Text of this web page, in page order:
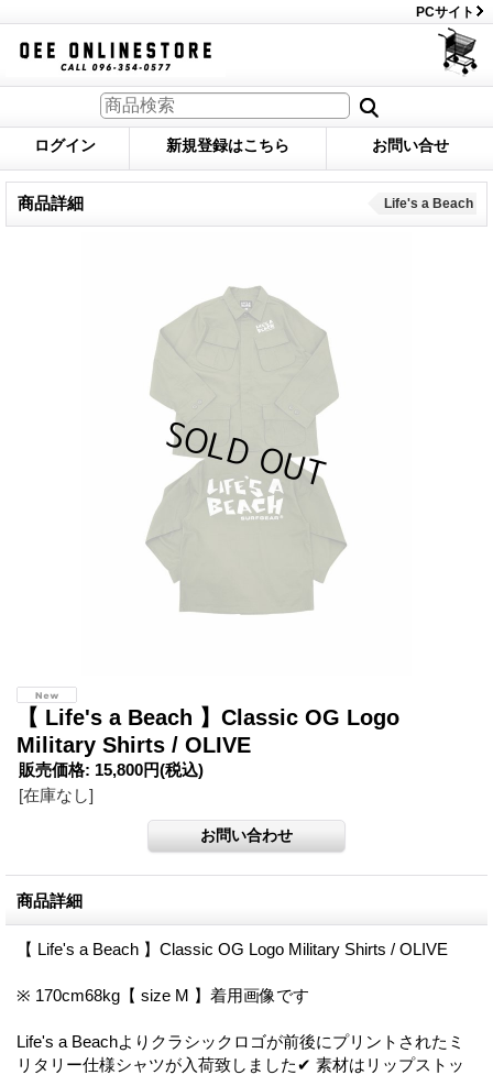
PCサイト
ログイン 新規登録はこちら お問い合せ
商品詳細 Life's a Beach
【 Life's a Beach 】Classic OG Logo
Military Shirts / OLIVE
販売価格: 15,800円(税込)
[在庫なし]
商品詳細
【 Life's a Beach 】Classic OG Logo Military Shirts / OLIVE
※ 170cm68kg【 size M 】着用画像です
Life's a Beachよりクラシックロゴが前後にプリントされたミ
リタリー仕様シャツが入荷致しました✔︎ 素材はリップストッ